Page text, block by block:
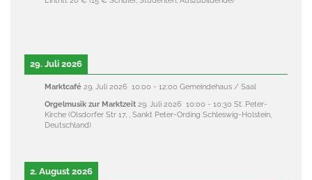
29. Juli 2026
Marktcafé 29. Juli 2026 10:00 - 12:00 Gemeindehaus / Saal
Orgelmusik zur Marktzeit 29. Juli 2026 10:00 - 10:30 St. Peter-
Kirche (Olsdorfer Str 17, , Sankt Peter-Ording Schleswig-Holstein,
Deutschland)
2. August 2026